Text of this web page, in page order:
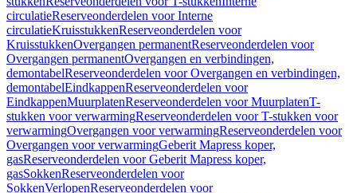
circulatieReserveonderdelen voor Interne
circulatieKruisstukkenReserveonderdelen voor
KruisstukkenOvergangen permanentReserveonderdelen voor
Overgangen permanentOvergangen en verbindingen,
demontabelReserveonderdelen voor Overgangen en verbindingen,
demontabelEindkappenReserveonderdelen voor
EindkappenMuurplatenReserveonderdelen voor MuurplatenT-
stukken voor verwarmingReserveonderdelen voor T-stukken voor
verwarmingOvergangen voor verwarmingReserveonderdelen voor
Overgangen voor verwarmingGeberit Mapress koper,
gasReserveonderdelen voor Geberit Mapress koper,
gasSokkenReserveonderdelen voor
SokkenVerlopenReserveonderdelen voor